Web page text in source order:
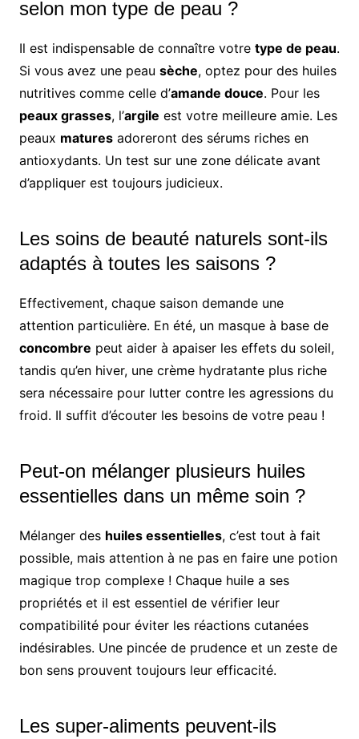
selon mon type de peau ?
Il est indispensable de connaître votre type de peau.
Si vous avez une peau sèche, optez pour des huiles
nutritives comme celle d’amande douce. Pour les
peaux grasses, l’argile est votre meilleure amie. Les
peaux maturesadoreront des sérums riches en
antioxydants. Un test sur une zone délicate avant
d’appliquer est toujours judicieux.
Les soins de beauté naturels sont-ils
adaptés à toutes les saisons ?
Effectivement, chaque saison demande une
attention particulière. En été, un masque à base de
concombre peut aider à apaiser les effets du soleil,
tandis qu’en hiver, une crème hydratante plus riche
sera nécessaire pour lutter contre les agressions du
froid. Il suffit d’écouter les besoins de votre peau !
Peut-on mélanger plusieurs huiles
essentielles dans un même soin ?
Mélanger des huiles essentielles, c’est tout à fait
possible, mais attention à ne pas en faire une potion
magique trop complexe ! Chaque huile a ses
propriétés et il est essentiel de vérifier leur
compatibilité pour éviter les réactions cutanées
indésirables. Une pincée de prudence et un zeste de
bon sens prouvent toujours leur efficacité.
Les super-aliments peuvent-ils